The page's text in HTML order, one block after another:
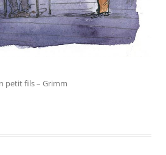
petit fils – Grimm